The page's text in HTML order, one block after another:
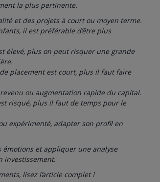
la plus pertinente.
et des projets à court ou moyen terme.
il est préférable d’être plus
élevé, plus on peut risquer une grande
placement est court, plus il faut faire
ou augmentation rapide du capital.
risqué, plus il faut de temps pour le
expérimenté, adapter son profil en
émotions et appliquer une analyse
investissement.
lisez l’article complet !